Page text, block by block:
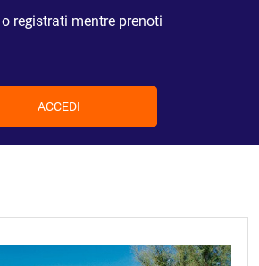
registrati mentre prenoti
ACCEDI